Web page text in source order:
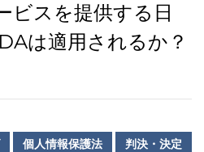
ビスを提供する日
は適用されるか？
個人情報保護法 判決・決定